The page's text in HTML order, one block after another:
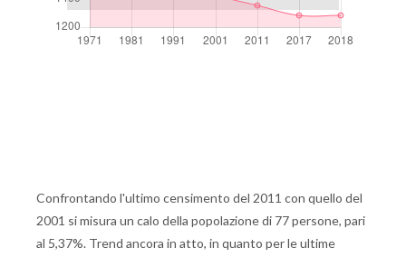
Confrontando l'ultimo censimento del 2011 con quello del
2001 si misura un calo della popolazione di 77 persone, pari
al 5,37%. Trend ancora in atto, in quanto per le ultime